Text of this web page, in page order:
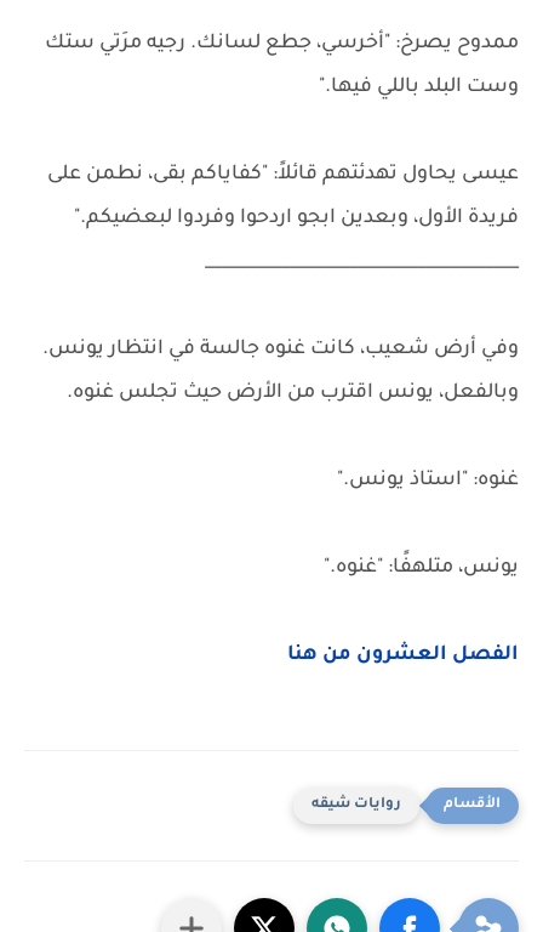
ممدوح يصرخ: "أخرسي، جطع لسانك. رجيه مرَتي ستك
وست البلد باللي فيها."
عيسى يحاول تهدئتهم قائلاً: "كفاياكم بقى، نطمن على
فريدة الأول، وبعدين ابجو اردحوا وفردوا لبعضيكم."
_____________________________________
وفي أرض شعيب، كانت غنوه جالسة في انتظار يونس.
وبالفعل، يونس اقترب من الأرض حيث تجلس غنوه.
غنوه: "استاذ يونس."
يونس، متلهفًا: "غنوه."
الفصل العشرون من هنا
روايات شيقه